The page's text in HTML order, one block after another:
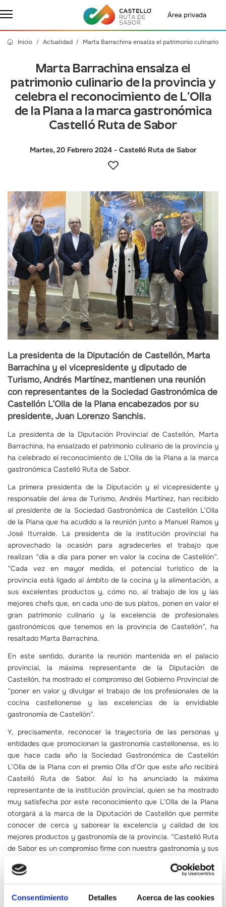
Consentimiento Detalles Acerca de las cookies
Área privada
Inicio Actualidad Marta Barrachina ensalza el patrimonio culinario
Marta Barrachina ensalza el
patrimonio culinario de la provincia y
celebra el reconocimiento de L’Olla
de la Plana a la marca gastronómica
Castelló Ruta de Sabor
Martes, 20 Febrero 2024 - Castelló Ruta de Sabor
La presidenta de la Diputación de Castellón, Marta
Barrachina y el vicepresidente y diputado de
Turismo, Andrés Martínez, mantienen una reunión
con representantes de la Sociedad Gastronómica de
Castellón L’Olla de la Plana encabezados por su
presidente, Juan Lorenzo Sanchis.
La presidenta de la Diputación Provincial de Castellón, Marta
Barrachina, ha ensalzado el patrimonio culinario de la provincia y
ha celebrado el reconocimiento de L’Olla de la Plana a la marca
gastronómica Castelló Ruta de Sabor.
La primera presidenta de la Diputación y el vicepresidente y
responsable del área de Turismo, Andrés Martínez, han recibido
al presidente de la Sociedad Gastronómica de Castellón L’Olla
de la Plana que ha acudido a la reunión junto a Manuel Ramos y
José Iturralde. La presidenta de la institución provincial ha
aprovechado la ocasión para agradecerles el trabajo que
realizan “día a día para poner en valor la cocina de Castellón”.
“Cada vez en mayor medida, el potencial turístico de la
provincia está ligado al ámbito de la cocina y la alimentación, a
sus excelentes productos y, cómo no, al trabajo de los y las
mejores chefs que, en cada uno de sus platos, ponen en valor el
gran patrimonio culinario y la excelencia de profesionales
gastronómicos que tenemos en la provincia de Castellón”, ha
resaltado Marta Barrachina.
En este sentido, durante la reunión mantenida en el palacio
provincial, la máxima representante de la Diputación de
Castellón, ha mostrado el compromiso del Gobierno Provincial de
“poner en valor y divulgar el trabajo de los profesionales de la
cocina castellonense y las excelencias de la envidiable
gastronomía de Castellón”.
Y, precisamente, reconocer la trayectoria de las personas y
entidades que promocionan la gastronomía castellonense, es lo
que hace cada año la Sociedad Gastronómica de Castellón
L’Olla de la Plana con el premio Olla d’Or que este año recibirá
Castelló Ruta de Sabor. Así lo ha anunciado la máxima
representante de la institución provincial, quien se ha mostrado
muy satisfecha por este reconocimiento que L’Olla de la Plana
otorgará a la marca de la Diputación de Castellón que permite
conocer de cerca y saborear la excelencia y calidad de los
mejores productos y gastronomía de la provincia. “Castelló Ruta
de Sabor es un compromiso firme con nuestra gastronomía y sus
provincia”, ha destacado Marta Barrachina.
distinción que recibirá Castelló Ruta de Sabor y ha asegurado